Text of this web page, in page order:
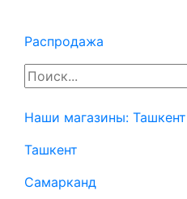
Распродажа
Наши магазины: Ташкент
Ташкент
Самарканд